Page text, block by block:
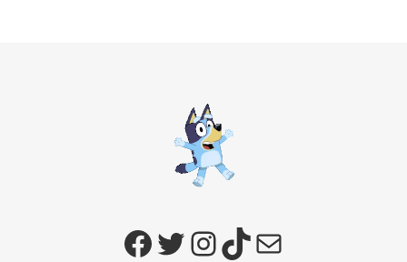
Facebook
TwitterInstagram
TikTokE-mail